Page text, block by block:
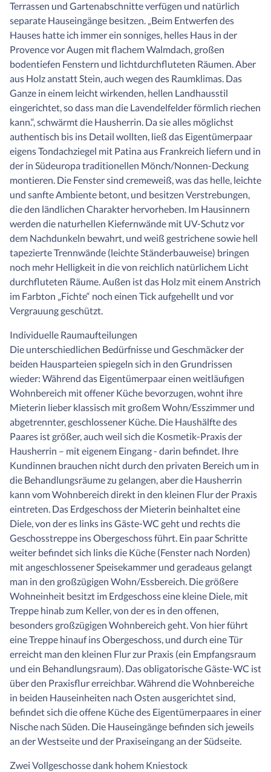
Terrassen und Gartenabschnitte verfügen und natürlich
separate Hauseingänge besitzen. „Beim Entwerfen des
Hauses hatte ich immer ein sonniges, helles Haus in der
Provence vor Augen mit flachem Walmdach, großen
bodentiefen Fenstern und lichtdurchfluteten Räumen. Aber
aus Holz anstatt Stein, auch wegen des Raumklimas. Das
Ganze in einem leicht wirkenden, hellen Landhausstil
eingerichtet, so dass man die Lavendelfelder förmlich riechen
kann.“, schwärmt die Hausherrin. Da sie alles möglichst
authentisch bis ins Detail wollten, ließ das Eigentümerpaar
eigens Tondachziegel mit Patina aus Frankreich liefern und in
der in Südeuropa traditionellen Mönch/Nonnen-Deckung
montieren. Die Fenster sind cremeweiß, was das helle, leichte
und sanfte Ambiente betont, und besitzen Verstrebungen,
die den ländlichen Charakter hervorheben. Im Hausinnern
werden die naturhellen Kiefernwände mit UV-Schutz vor
dem Nachdunkeln bewahrt, und weiß gestrichene sowie hell
tapezierte Trennwände (leichte Ständerbauweise) bringen
noch mehr Helligkeit in die von reichlich natürlichem Licht
durchfluteten Räume. Außen ist das Holz mit einem Anstrich
im Farbton „Fichte“ noch einen Tick aufgehellt und vor
Vergrauung geschützt.
Individuelle Raumaufteilungen
Die unterschiedlichen Bedürfnisse und Geschmäcker der
beiden Hausparteien spiegeln sich in den Grundrissen
wieder: Während das Eigentümerpaar einen weitläufigen
Wohnbereich mit offener Küche bevorzugen, wohnt ihre
Mieterin lieber klassisch mit großem Wohn/Esszimmer und
abgetrennter, geschlossener Küche. Die Haushälfte des
Paares ist größer, auch weil sich die Kosmetik-Praxis der
Hausherrin – mit eigenem Eingang - darin befindet. Ihre
Kundinnen brauchen nicht durch den privaten Bereich um in
die Behandlungsräume zu gelangen, aber die Hausherrin
kann vom Wohnbereich direkt in den kleinen Flur der Praxis
eintreten. Das Erdgeschoss der Mieterin beinhaltet eine
Diele, von der es links ins Gäste-WC geht und rechts die
Geschosstreppe ins Obergeschoss führt. Ein paar Schritte
weiter befindet sich links die Küche (Fenster nach Norden)
mit angeschlossener Speisekammer und geradeaus gelangt
man in den großzügigen Wohn/Essbereich. Die größere
Wohneinheit besitzt im Erdgeschoss eine kleine Diele, mit
Treppe hinab zum Keller, von der es in den offenen,
besonders großzügigen Wohnbereich geht. Von hier führt
eine Treppe hinauf ins Obergeschoss, und durch eine Tür
erreicht man den kleinen Flur zur Praxis (ein Empfangsraum
und ein Behandlungsraum). Das obligatorische Gäste-WC ist
über den Praxisflur erreichbar. Während die Wohnbereiche
in beiden Hauseinheiten nach Osten ausgerichtet sind,
befindet sich die offene Küche des Eigentümerpaares in einer
Nische nach Süden. Die Hauseingänge befinden sich jeweils
an der Westseite und der Praxiseingang an der Südseite.
Zwei Vollgeschosse dank hohem Kniestock